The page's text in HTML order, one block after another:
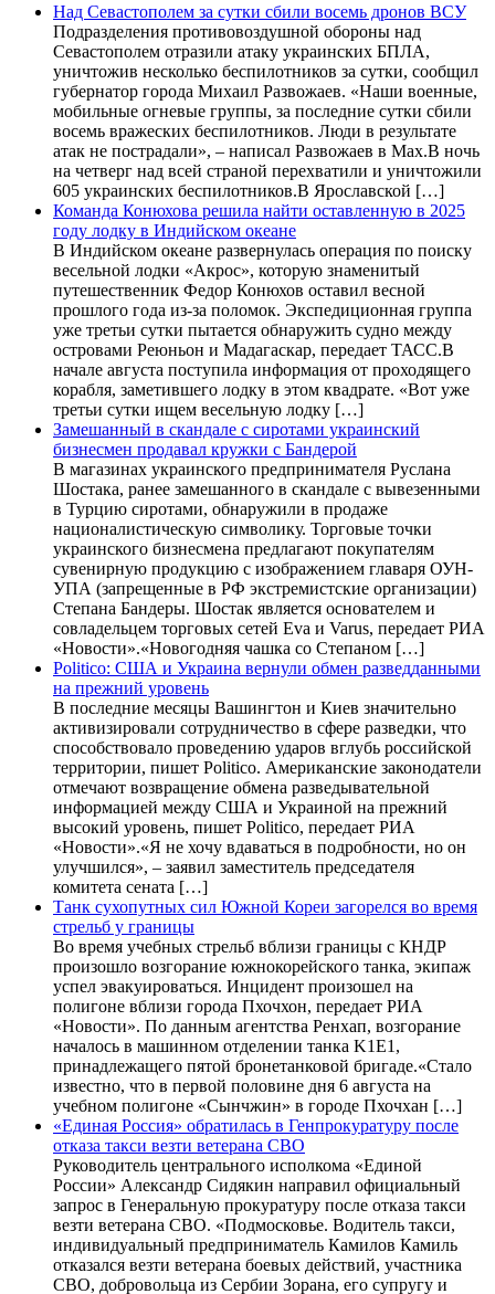
Над Севастополем за сутки сбили восемь дронов ВСУ
Подразделения противовоздушной обороны над
Севастополем отразили атаку украинских БПЛА,
уничтожив несколько беспилотников за сутки, сообщил
губернатор города Михаил Развожаев. «Наши военные,
мобильные огневые группы, за последние сутки сбили
восемь вражеских беспилотников. Люди в результате
атак не пострадали», – написал Развожаев в Max.В ночь
на четверг над всей страной перехватили и уничтожили
605 украинских беспилотников.В Ярославской […]
Команда Конюхова решила найти оставленную в 2025
году лодку в Индийском океане
В Индийском океане развернулась операция по поиску
весельной лодки «Акрос», которую знаменитый
путешественник Федор Конюхов оставил весной
прошлого года из-за поломок. Экспедиционная группа
уже третьи сутки пытается обнаружить судно между
островами Реюньон и Мадагаскар, передает ТАСС.В
начале августа поступила информация от проходящего
корабля, заметившего лодку в этом квадрате. «Вот уже
третьи сутки ищем весельную лодку […]
Замешанный в скандале с сиротами украинский
бизнесмен продавал кружки с Бандерой
В магазинах украинского предпринимателя Руслана
Шостака, ранее замешанного в скандале с вывезенными
в Турцию сиротами, обнаружили в продаже
националистическую символику. Торговые точки
украинского бизнесмена предлагают покупателям
сувенирную продукцию с изображением главаря ОУН-
УПА (запрещенные в РФ экстремистские организации)
Степана Бандеры. Шостак является основателем и
совладельцем торговых сетей Eva и Varus, передает РИА
«Новости».«Новогодняя чашка со Степаном […]
Politico: США и Украина вернули обмен разведданными
на прежний уровень
В последние месяцы Вашингтон и Киев значительно
активизировали сотрудничество в сфере разведки, что
способствовало проведению ударов вглубь российской
территории, пишет Politico. Американские законодатели
отмечают возвращение обмена разведывательной
информацией между США и Украиной на прежний
высокий уровень, пишет Politico, передает РИА
«Новости».«Я не хочу вдаваться в подробности, но он
улучшился», – заявил заместитель председателя
комитета сената […]
Танк сухопутных сил Южной Кореи загорелся во время
стрельб у границы
Во время учебных стрельб вблизи границы с КНДР
произошло возгорание южнокорейского танка, экипаж
успел эвакуироваться. Инцидент произошел на
полигоне вблизи города Пхочхон, передает РИА
«Новости». По данным агентства Ренхап, возгорание
началось в машинном отделении танка K1E1,
принадлежащего пятой бронетанковой бригаде.«Стало
известно, что в первой половине дня 6 августа на
учебном полигоне «Сынчжин» в городе Пхочхан […]
«Единая Россия» обратилась в Генпрокуратуру после
отказа такси везти ветерана СВО
Руководитель центрального исполкома «Единой
России» Александр Сидякин направил официальный
запрос в Генеральную прокуратуру после отказа такси
везти ветерана СВО. «Подмосковье. Водитель такси,
индивидуальный предприниматель Камилов Камиль
отказался везти ветерана боевых действий, участника
СВО, добровольца из Сербии Зорана, его супругу и